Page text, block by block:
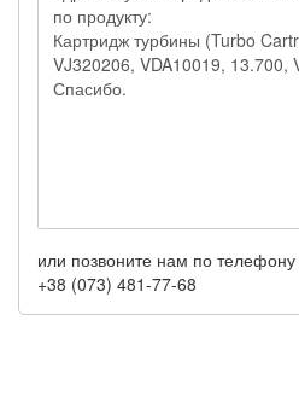
или позвоните нам по
+38 (073) 481-77-68